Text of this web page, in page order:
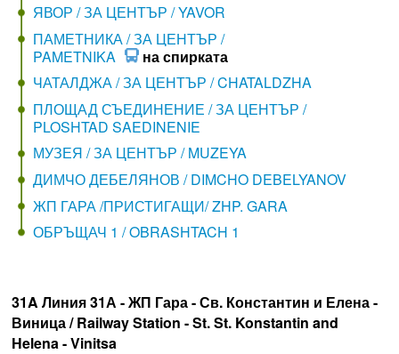
ЯВОР / ЗА ЦЕНТЪР / YAVOR
ПАМЕТНИКА / ЗА ЦЕНТЪР /
PAMETNIKA
на спирката
ЧАТАЛДЖА / ЗА ЦЕНТЪР / CHATALDZHA
ПЛОЩАД СЪЕДИНЕНИЕ / ЗА ЦЕНТЪР /
PLOSHTAD SAEDINENIE
МУЗЕЯ / ЗА ЦЕНТЪР / MUZEYA
ДИМЧО ДЕБЕЛЯНОВ / DIMCHO DEBELYANOV
ЖП ГАРА /ПРИСТИГАЩИ/ ZHP. GARA
ОБРЪЩАЧ 1 / OBRASHTACH 1
31A Линия 31А - ЖП Гара - Св. Константин и Елена -
Виница / Railway Station - St. St. Konstantin and
Helena - Vinitsa